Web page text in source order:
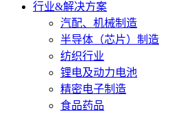
行业&解决方案
汽配、机械制造
半导体（芯片）制造
纺织行业
锂电及动力电池
精密电子制造
食品药品